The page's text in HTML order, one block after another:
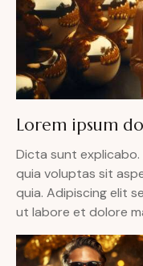
Lorem ipsum
Dicta sunt
quia voluptas sit
quia. Adipiscing elit
ut labore et dolore